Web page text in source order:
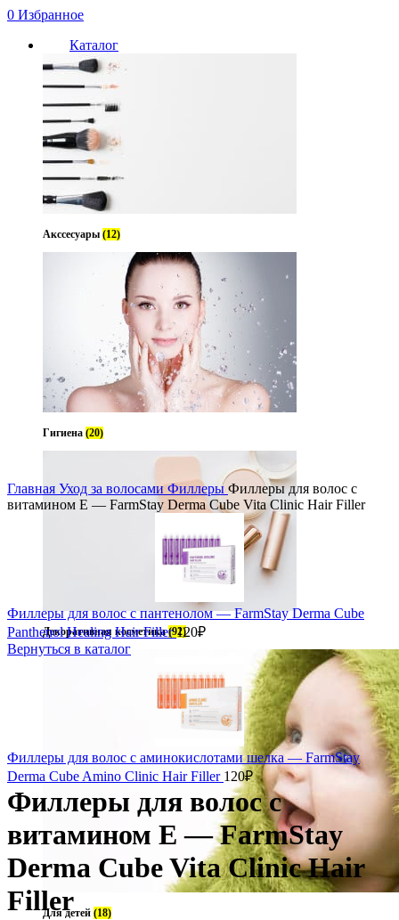
0 Избранное
Каталог
Акссесуары (12)
Гигиена (20)
Декоративная косметика(92)
Для детей (18)
Главная Уход за волосами Филлеры Филлеры для волос с
витамином Е — FarmStay Derma Cube Vita Clinic Hair Filler
Филлеры для волос с пантенолом — FarmStay Derma Cube
Panthenol Healing Hair Filler120₽
Вернуться в каталог
Филлеры для волос с аминокислотами шелка — FarmStay
Derma Cube Amino Clinic Hair Filler 120₽
Филлеры для волос с
витамином Е — FarmStay
Derma Cube Vita Clinic Hair
Filler